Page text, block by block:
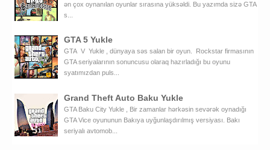
ən çox oynanılan oyunlar sırasına yüksəldi. Bu yazımda sizə GTA
s...
GTA 5 Yukle
GTA V Yukle , dünyaya səs salan bir oyun. Rockstar firmasının
GTA seriyalarının sonuncusu olaraq hazırladığı bu oyunu
syatımızdan puls...
Grand Theft Auto Baku Yukle
GTA Baku City Yukle , Bir zamanlar hərkəsin sevərək oynadığı
GTA Vice oyununun Bakıya uyğunlaşdırılmış versiyası. Bakı
seriyalı avtomob...